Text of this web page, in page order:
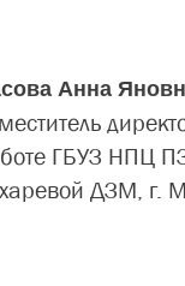
Анна
ГБУЗ НПЦ
ДЗМ, г.